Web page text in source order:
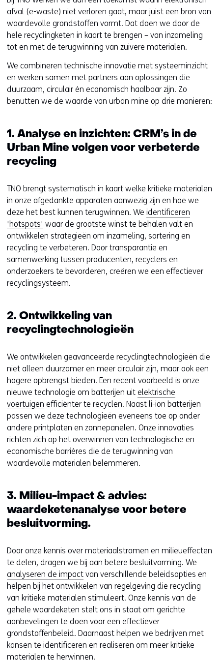
afval (e-waste) niet verloren gaat, maar juist een bron van
waardevolle grondstoffen vormt. Dat doen we door de
hele recyclingketen in kaart te brengen – van inzameling
tot en met de terugwinning van zuivere materialen.
We combineren technische innovatie met systeeminzicht
en werken samen met partners aan oplossingen die
duurzaam, circulair én economisch haalbaar zijn. Zo
benutten we de waarde van urban mine op drie manieren:
1. Analyse en inzichten: CRM’s in de
Urban Mine volgen voor verbeterde
recycling
TNO brengt systematisch in kaart welke kritieke materialen
in onze afgedankte apparaten aanwezig zijn en hoe we
deze het best kunnen terugwinnen. We identificeren
'hotspots' waar de grootste winst te behalen valt en
ontwikkelen strategieën om inzameling, sortering en
recycling te verbeteren. Door transparantie en
samenwerking tussen producenten, recyclers en
onderzoekers te bevorderen, creëren we een effectiever
recyclingsysteem.
2. Ontwikkeling van
recyclingtechnologieën
We ontwikkelen geavanceerde recyclingtechnologieën die
niet alleen duurzamer en meer circulair zijn, maar ook een
hogere opbrengst bieden. Een recent voorbeeld is onze
nieuwe technologie om batterijen uit elektrische
voertuigen efficiënter te recyclen. Naast li-ion batterijen
passen we deze technologieën eveneens toe op onder
andere printplaten en zonnepanelen. Onze innovaties
richten zich op het overwinnen van technologische en
economische barrières die de terugwinning van
waardevolle materialen belemmeren.
3. Milieu-impact & advies:
waardeketenanalyse voor betere
besluitvorming.
Door onze kennis over materiaalstromen en milieueffecten
te delen, dragen we bij aan betere besluitvorming. We
analyseren de impact van verschillende beleidsopties en
helpen bij het ontwikkelen van regelgeving die recycling
van kritieke materialen stimuleert. Onze kennis van de
gehele waardeketen stelt ons in staat om gerichte
aanbevelingen te doen voor een effectiever
grondstoffenbeleid. Daarnaast helpen we bedrijven met
kansen te identificeren en realiseren om meer kritieke
materialen te herwinnen.